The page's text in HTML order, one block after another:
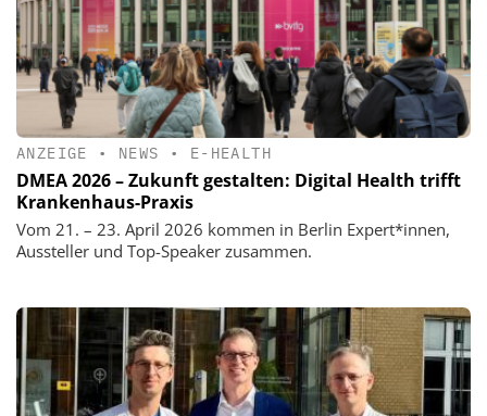
ANZEIGE • NEWS • E-HEALTH
DMEA 2026 – Zukunft gestalten: Digital Health trifft
Krankenhaus-Praxis
Vom 21. – 23. April 2026 kommen in Berlin Expert*innen,
Aussteller und Top-Speaker zusammen.